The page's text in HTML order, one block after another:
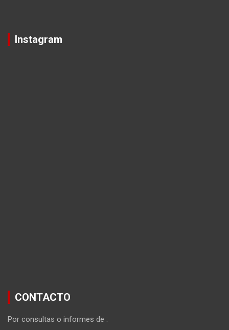
Instagram
CONTACTO
Por consultas o informes de :